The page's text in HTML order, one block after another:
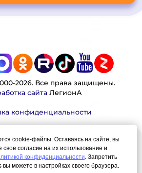
2026. Все права защищены.
сайтаЛегионА
конфиденциальности
Наша миссия:
много, давно продаем вещи,
cookie-файлы. Оставаясь на сайте, вы
свое согласие на их использование и
конфиденциальности. Запретить
можете в настройках своего браузера.